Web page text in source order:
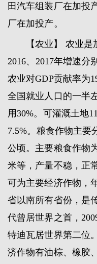
田汽车组装厂在加投
厂在加投产。
【农业】 农业是
2016、2017年增速分
农业对GDP贡献率为
全国就业人口的一半
用30%。可灌溉土地
7.5%。粮食作物主要
公顷。主要粮食作物
米等，产量不稳，正
可为主要经济作物，
省以南所有省份，是
代曾居世界之首，
特迪瓦居世界第二位
济作物有油棕、橡胶